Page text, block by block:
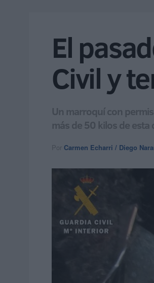
El
Civil y
Un marroquí con
más de 50 kilos de
Por Carmen Echarri / Diego